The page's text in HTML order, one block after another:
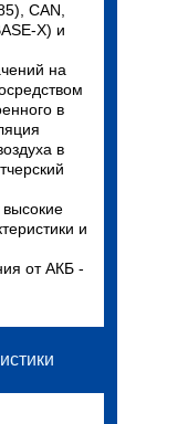
CAN,
X) и
на
в
в
и
от АКБ -